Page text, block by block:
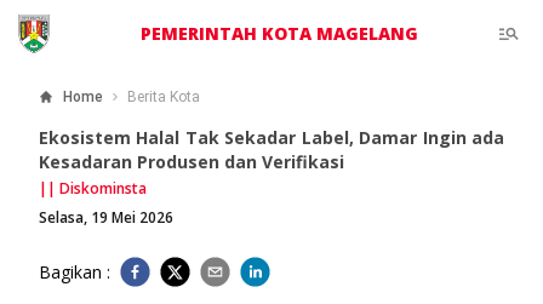
PEMERINTAH KOTA MAGELANG
Home Berita Kota
Ekosistem Halal Tak Sekadar Label, Damar Ingin ada
Kesadaran Produsen dan Verifikasi
|| Diskominsta
Selasa, 19 Mei 2026
Bagikan :